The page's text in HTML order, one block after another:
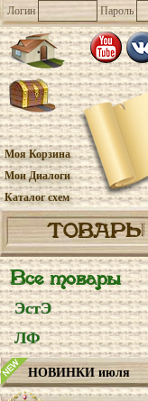
Логин Пароль
Моя Корзина
Мои Диалоги
Каталог схем
ТОВАРЫ
Все товары
ЭстЭ
ЛФ
НОВИНКИ июля